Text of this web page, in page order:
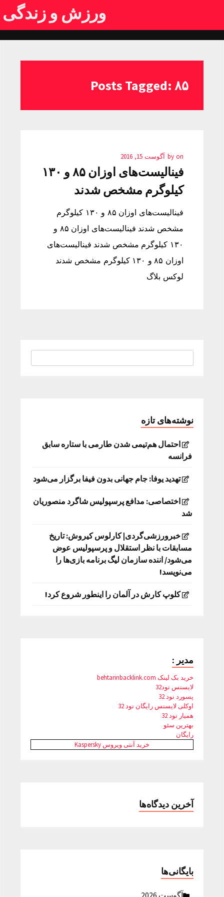
ورزش و زندگی
Posts Tagged: ۸۵
by on آگوست 15, 2016
فینالیست‌های اوزان ۸۵ و ۱۳۰
کیلوگرم مشخص شدند
فینالیست‌های اوزان ۸۵ و ۱۳۰ کیلوگرم
مشخص شدند فینالیست‌های اوزان ۸۵ و
۱۳۰ کیلوگرم مشخص شدند فینالیست‌های
اوزان ۸۵ و ۱۳۰ کیلوگرم مشخص شدند
لوکس بلاگ
نوشته‌های تازه
احتمال هم‌تیمی شدن طارمی با ستاره سابق
فرانسه
تهدید یوفا: جام جهانی بدون فیفا برگزار می‌شود
اختصاصی: مدافع پرسپولیس شاگرد منصوریان
شد
خبرورزشی‌گردی| کارلوس کیروش: تاریخ
مسابقات با نظر استقلال و پرسپولیس عوض
می‌شود/ اننده سازمان لیگ برنامه بازی‌ها را
می‌نویسد!
کلوپ کارش در آلمان را اینطور شروع کرد!
مدیر :
خرید بک لینک behtarinbacklink.com
لایسنس نود32
پسورد نود 32
اوکلی لایسنس رایگان نود 32
همیار نود 32
بهترین سئو
رایگان
خرید آنتی ویروس Kaspersky
آخرین دیدگاه‌ها
بایگانی‌ها
آگوست 2026